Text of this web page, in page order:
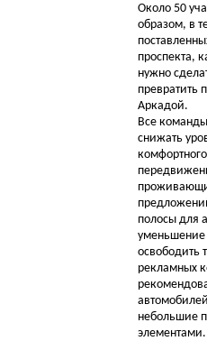
Около 50
образом, в
проспекта,
нужно
превратить
Аркадой.
Все
снижать
полосы для
уменьшение
освободить
рекламных
небольшие
элементами.